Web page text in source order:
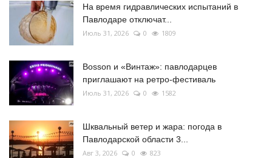
На время гидравлических испытаний в
Павлодаре отключат...
Июль 31, 2026 0 1809
Bosson и «Винтаж»: павлодарцев
приглашают на ретро-фестиваль
Июль 31, 2026 0 1582
Шквальный ветер и жара: погода в
Павлодарской области 3...
Авг 3, 2026 0 823